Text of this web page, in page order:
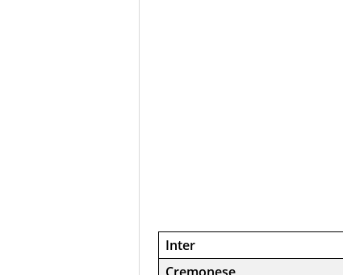
Inter